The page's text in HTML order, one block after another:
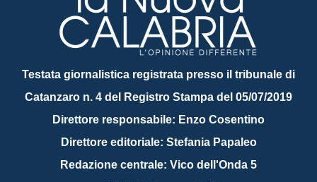
Testata giornalistica registrata presso il tribunale di
Catanzaro n. 4 del Registro Stampa del 05/07/2019
Direttore responsabile: Enzo Cosentino
Direttore editoriale: Stefania Papaleo
Redazione centrale: Vico dell'Onda 5